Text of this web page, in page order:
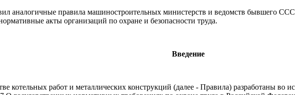
аналогичные правила машиностроительных министерств и ведомств бывшего
акты организаций по охране и безопасности труда.
Введение
котельных работ и металлических конструкций (далее - Правила) разработаны во